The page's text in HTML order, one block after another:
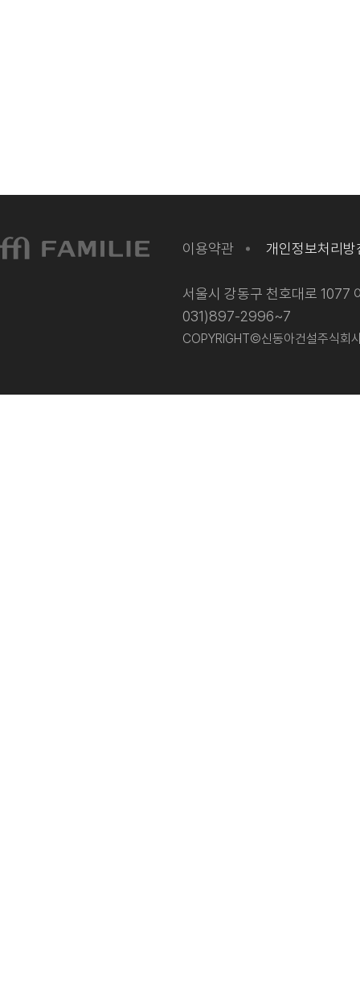
이용약관 개인정보처리방
서울시 강동구 천호대로
031)897-2996~7
COPYRIGHT©신동아건설주식회